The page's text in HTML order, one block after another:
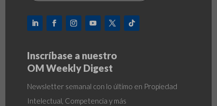
Inscríbase a nuestro
OM Weekly Digest
Newsletter semanal con lo último en Propiedad
Intelectual, Competencia y más